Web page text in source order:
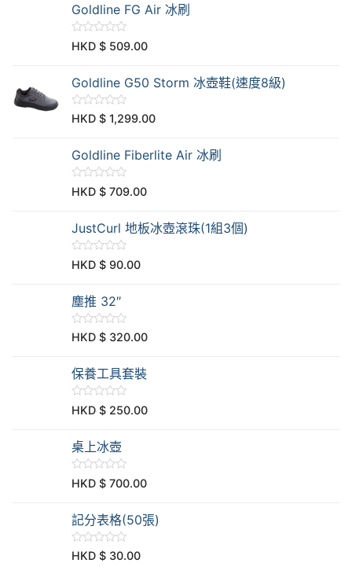
分
5
Goldline FG Air 冰刷
評
分
分
5
HKD $ 509.00
Goldline G50 Storm 冰壺鞋(速度8級)
評
分
分
5
HKD $ 1,299.00
Goldline Fiberlite Air 冰刷
評
分
分
5
HKD $ 709.00
JustCurl 地板冰壺滾珠(1組3個)
評
分
分
5
HKD $ 90.00
塵推 32″
評
分
分
5
HKD $ 320.00
保養工具套裝
評
分
分
5
HKD $ 250.00
桌上冰壺
評
分
分
5
HKD $ 700.00
記分表格(50張)
評
分
HKD $ 30.00